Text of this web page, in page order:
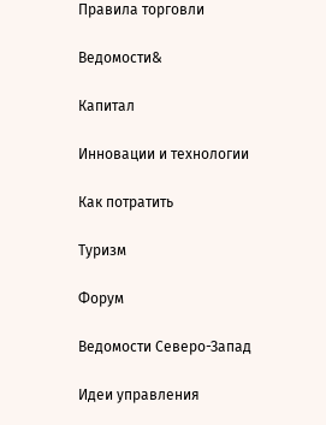
Правила торговли
Ведомости&
Капитал
Инновации и технологии
Как потратить
Туризм
Форум
Ведомости Северо-Запад
Идеи управления